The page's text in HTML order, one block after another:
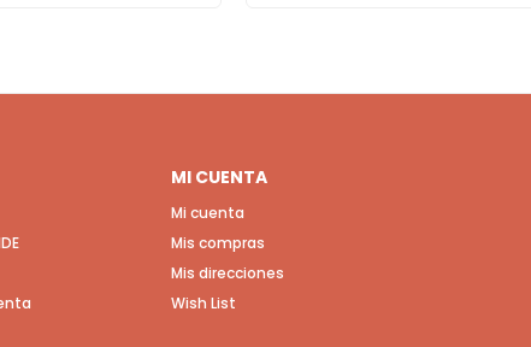
MI CUENTA
Mi cuenta
Mis compras
Mis direcciones
Wish List